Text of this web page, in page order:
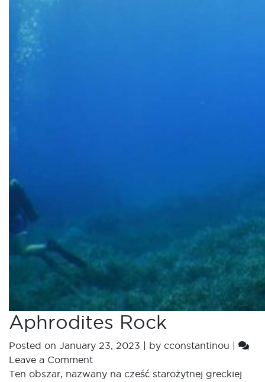
Aphrodites Rock
Posted on January 23, 2023 | by cconstantinou |
Leave a Comment
Ten obszar, nazwany na cześć starożytnej greckiej